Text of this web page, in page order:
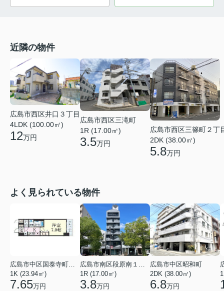
近隣の物件
広島市西区井口３丁目
4LDK (100.00㎡)
12万円
広島市西区三滝町
1R (17.00㎡)
3.5万円
広島市西区三篠町２丁
2DK (38.00㎡)
5.8万円
よく見られている物件
広島市中区国泰寺町２丁目
1K (23.94㎡)
7.65万円
広島市南区段原南１丁目
1R (17.00㎡)
3.8万円
広島市中区昭和町
2DK (38.00㎡)
6.8万円